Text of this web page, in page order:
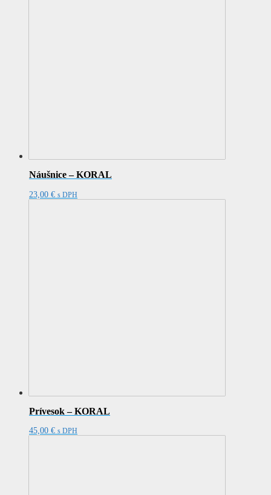
Náušnice – KORAL
23,00 € s DPH
Prívesok – KORAL
45,00 € s DPH